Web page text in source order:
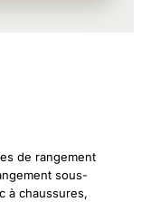
de rangement
sous-
à chaussures,